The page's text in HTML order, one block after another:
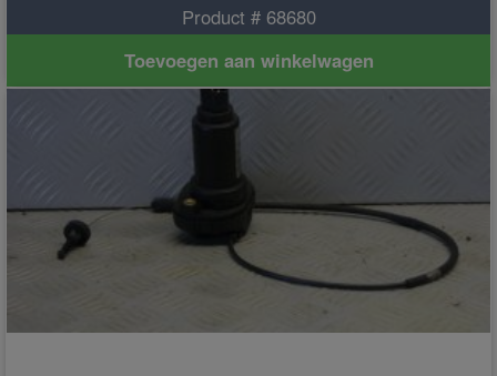
Product # 68680
Toevoegen aan winkelwagen